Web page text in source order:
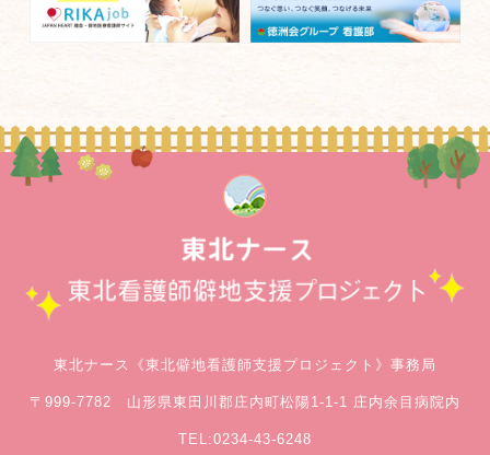
東北ナース《東北僻地看護師支援プロジェクト》事務局
〒999-7782 山形県東田川郡庄内町松陽1-1-1 庄内余目病院内
TEL:0234-43-6248